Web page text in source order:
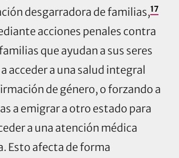
desgarradora de familias,17
acciones penales contra
que ayudan a sus seres
acceder a una salud integral
de género, o forzando a
a emigrar a otro estado para
a una atención médica
Esto afecta de forma